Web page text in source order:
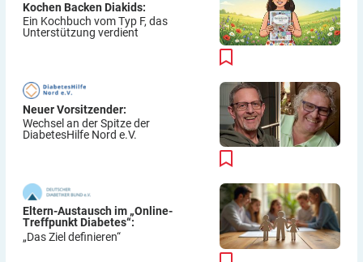
Kochen Backen Diakids:
Ein Kochbuch vom Typ F, das
Unterstützung verdient
Neuer Vorsitzender:
Wechsel an der Spitze der
DiabetesHilfe Nord e.V.
Eltern-Austausch im „Online-
Treffpunkt Diabetes“:
„Das Ziel definieren“